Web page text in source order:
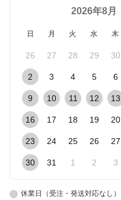
2026年8月
日 月 火 水 木
26 27 28 29 30
2 3 4 5 6
9 10 11 12 13
16 17 18 19 20
23 24 25 26 27
30 31 1 2 3
休業日（受注・発送対応なし）